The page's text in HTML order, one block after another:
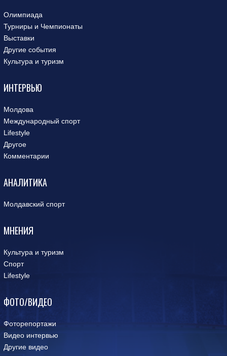
Олимпиада
Турниры и Чемпионаты
Выставки
Другие события
Культура и туризм
ИНТЕРВЬЮ
Молдова
Международный спорт
Lifestyle
Другое
Комментарии
АНАЛИТИКА
Молдавский спорт
МНЕНИЯ
Культура и туризм
Спорт
Lifestyle
ФОТО/ВИДЕО
Фоторепортажи
Видео интервью
Другие видео